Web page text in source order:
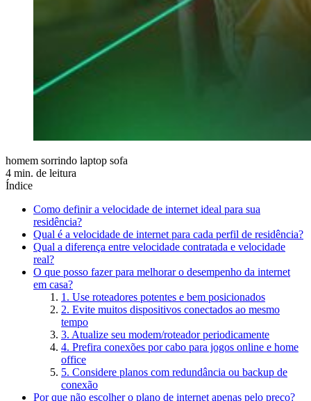
homem sorrindo laptop sofa
4 min. de leitura
Índice
Como definir a velocidade de internet ideal para sua
residência?
Qual é a velocidade de internet para cada perfil de residência?
Qual a diferença entre velocidade contratada e velocidade
real?
O que posso fazer para melhorar o desempenho da internet
em casa?
1. Use roteadores potentes e bem posicionados
2. Evite muitos dispositivos conectados ao mesmo
tempo
3. Atualize seu modem/roteador periodicamente
4. Prefira conexões por cabo para jogos online e home
office
5. Considere planos com redundância ou backup de
conexão
Por que não escolher o plano de internet apenas pelo preço?